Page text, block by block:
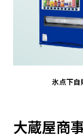
氷点下自
大蔵屋商